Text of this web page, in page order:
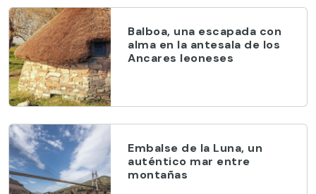
Balboa, una escapada con
alma en la antesala de los
Ancares leoneses
Embalse de la Luna, un
auténtico mar entre
montañas